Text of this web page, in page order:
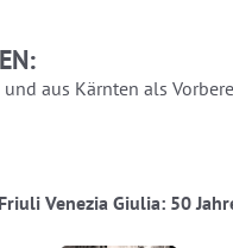
aus Kärnten als
Venezia Giulia: 50